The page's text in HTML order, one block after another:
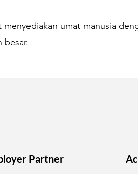
umat manusia
besar.
Partner